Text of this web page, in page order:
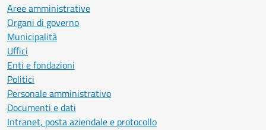
Aree amministrative
Organi di governo
Municipalità
Uffici
Enti e fondazioni
Politici
Personale amministrativo
Documenti e dati
Intranet, posta aziendale e protocollo